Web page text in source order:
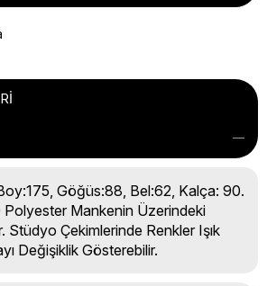
Göğüs:88, Bel:62, Kalça: 90.
Mankenin Üzerindeki
Stüdyo Çekimlerinde Renkler Işık
Değişiklik Gösterebilir.